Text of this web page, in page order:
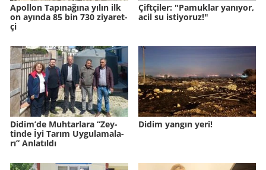
Apol­lon Ta­pı­na­ğına yılın ilk
on ayın­da 85 bin 730 zi­ya­ret­
çi
Çift­çi­ler: "Pa­muk­lar ya­nı­yor,
acil su is­ti­yo­ruz!"
Didim’de Muh­tar­la­ra “Zey­
tin­de İyi Tarım Uy­gu­la­ma­la­
rı” An­la­tıl­dı
Didim yangın yeri!